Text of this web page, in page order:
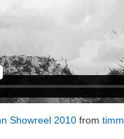
Showreel 2010 from timm